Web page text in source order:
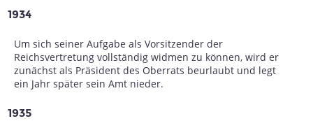
1934
Um sich seiner Aufgabe als Vorsitzender der
Reichsvertretung vollständig widmen zu können, wird er
zunächst als Präsident des Oberrats beurlaubt und legt
ein Jahr später sein Amt nieder.
1935